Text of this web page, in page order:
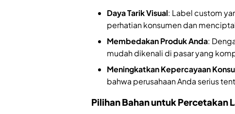
Daya Tarik Visual: Label custom
perhatian konsumen dan
Membedakan Produk Anda:
mudah dikenali di pasar yang
Meningkatkan Kepercayaan
bahwa perusahaan Anda serius
Pilihan Bahan untuk Percetakan